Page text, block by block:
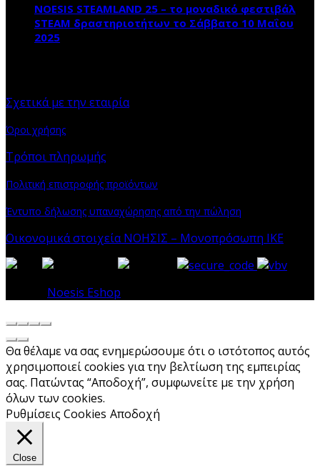
NOESIS STEAMLAND 25 – το μοναδικό φεστιβάλ
STEAM δραστηριοτήτων το Σάββατο 10 Μαΐου
2025
Σχετικά με την εταιρία
Όροι χρήσης
Τρόποι πληρωμής
Πολιτική επιστροφής προϊόντων
Έντυπο δήλωσης υπαναχώρησης από την πώληση
Οικονομικά στοιχεία ΝΟΗΣΙΣ – Μονοπρόσωπη ΙΚΕ
Noesis Eshop
Θα θέλαμε να σας ενημερώσουμε ότι ο ιστότοπος αυτός
χρησιμοποιεί cookies για την βελτίωση της εμπειρίας
σας. Πατώντας “Αποδοχή”, συμφωνείτε με την χρήση
όλων των cookies.
Ρυθμίσεις Cookies Αποδοχή
Close